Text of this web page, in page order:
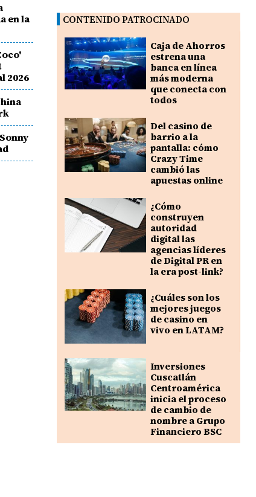
en la
2026
CONTENIDO PATROCINADO
Caja de Ahorros
estrena una
banca en línea
más moderna
que conecta con
todos
Del casino de
barrio a la
pantalla: cómo
Crazy Time
cambió las
apuestas online
¿Cómo
construyen
autoridad
digital las
agencias líderes
de Digital PR en
la era post-link?
¿Cuáles son los
mejores juegos
de casino en
vivo en LATAM?
Inversiones
Cuscatlán
Centroamérica
inicia el proceso
de cambio de
nombre a Grupo
Financiero BSC